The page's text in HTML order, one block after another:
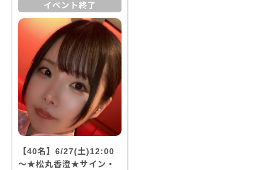
イベント終了
【40名】6/27(土)12:00
～★松丸香澄★サイン・